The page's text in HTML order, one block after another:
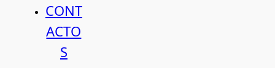
CONT
ACTO
S